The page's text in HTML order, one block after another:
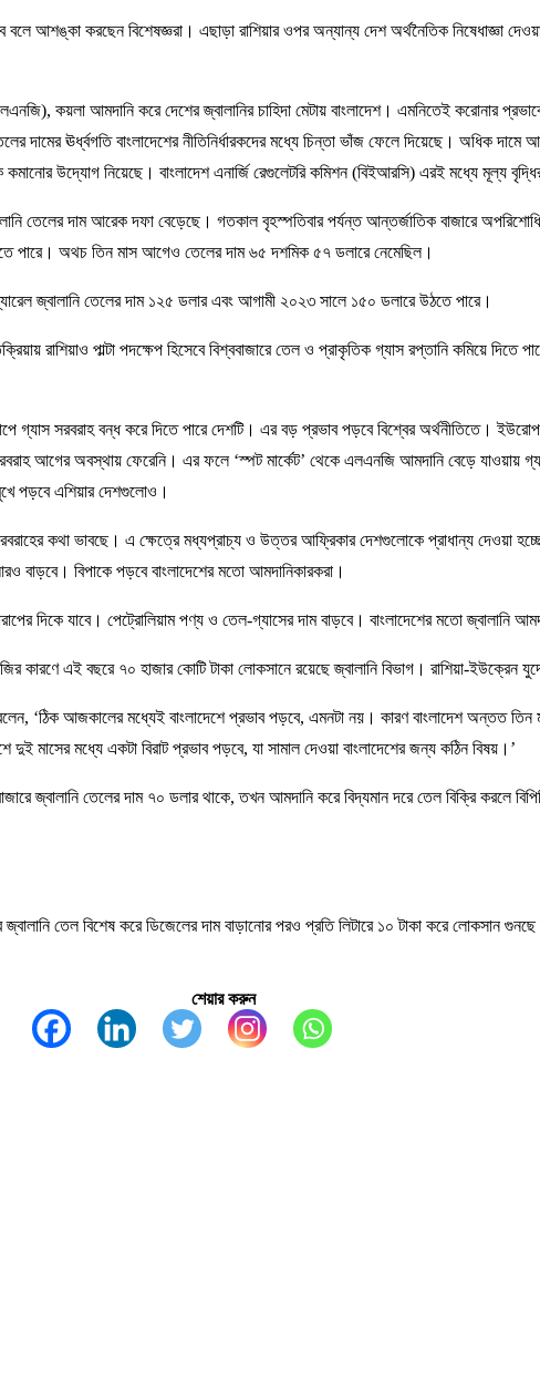
বলে আশঙ্কা করছেন বিশেষজ্ঞরা। এছাড়া রাশিয়ার ওপর অন্যান্য দেশ অর্থনৈতিক নিষেধাজ্ঞা
কয়লা আমদানি করে দেশের জ্বালানির চাহিদা মেটায় বাংলাদেশ। এমনিতেই করোনার
ঊর্ধ্বগতি বাংলাদেশের নীতিনির্ধারকদের মধ্যে চিন্তা ভাঁজ ফেলে দিয়েছে। অধিক দামে
উদ্যোগ নিয়েছে। বাংলাদেশ এনার্জি রেগুলেটরি কমিশন (বিইআরসি) এরই মধ্যে মূল্য
তেলের দাম আরেক দফা বেড়েছে। গতকাল বৃহস্পতিবার পর্যন্ত আন্তর্জাতিক বাজারে
পারে। অথচ তিন মাস আগেও তেলের দাম ৬৫ দশমিক ৫৭ ডলারে নেমেছিল।
জ্বালানি তেলের দাম ১২৫ ডলার এবং আগামী ২০২৩ সালে ১৫০ ডলারে উঠতে পারে।
রাশিয়াও পাল্টা পদক্ষেপ হিসেবে বিশ্ববাজারে তেল ও প্রাকৃতিক গ্যাস রপ্তানি কমিয়ে
গ্যাস সরবরাহ বন্ধ করে দিতে পারে দেশটি। এর বড় প্রভাব পড়বে বিশ্বের অর্থনীতিতে।
আগের অবস্থায় ফেরেনি। এর ফলে ‘স্পট মার্কেট’ থেকে এলএনজি আমদানি বেড়ে যাওয়ায়
পড়বে এশিয়ার দেশগুলোও।
কথা ভাবছে। এ ক্ষেত্রে মধ্যপ্রাচ্য ও উত্তর আফ্রিকার দেশগুলোকে প্রাধান্য দেওয়া
বিপাকে পড়বে বাংলাদেশের মতো আমদানিকারকরা।
দিকে যাবে। পেট্রোলিয়াম পণ্য ও তেল-গ্যাসের দাম বাড়বে। বাংলাদেশের মতো জ্বালানি
এই বছরে ৭০ হাজার কোটি টাকা লোকসানে রয়েছে জ্বালানি বিভাগ। রাশিয়া-ইউক্রেন
‘ঠিক আজকালের মধ্যেই বাংলাদেশে প্রভাব পড়বে, এমনটা নয়। কারণ বাংলাদেশ অন্তত তিন
মাসের মধ্যে একটা বিরাট প্রভাব পড়বে, যা সামাল দেওয়া বাংলাদেশের জন্য কঠিন বিষয়।’
জ্বালানি তেলের দাম ৭০ ডলার থাকে, তখন আমদানি করে বিদ্যমান দরে তেল বিক্রি করলে
তেল বিশেষ করে ডিজেলের দাম বাড়ানোর পরও প্রতি লিটারে ১০ টাকা করে লোকসান গুনছে
শেয়ার করুন